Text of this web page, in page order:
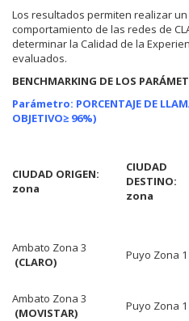
Los resultados permiten realizar
comportamiento de las redes de
determinar la Calidad de la
evaluados.
BENCHMARKING DE LOS
Parámetro: PORCENTAJE DE
OBJETIVO≥ 96%)
CIUDAD ORIGEN:
zona
CIUDAD
DESTINO:
zona
Ambato Zona 3
(CLARO)
Puyo Zona 1
Ambato Zona 3
(MOVISTAR)
Puyo Zona 1